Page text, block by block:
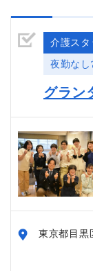
介護スタ
夜勤なし
グラン
東京都目黒